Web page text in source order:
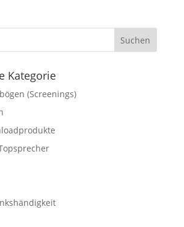
Kategorie
(Screenings)